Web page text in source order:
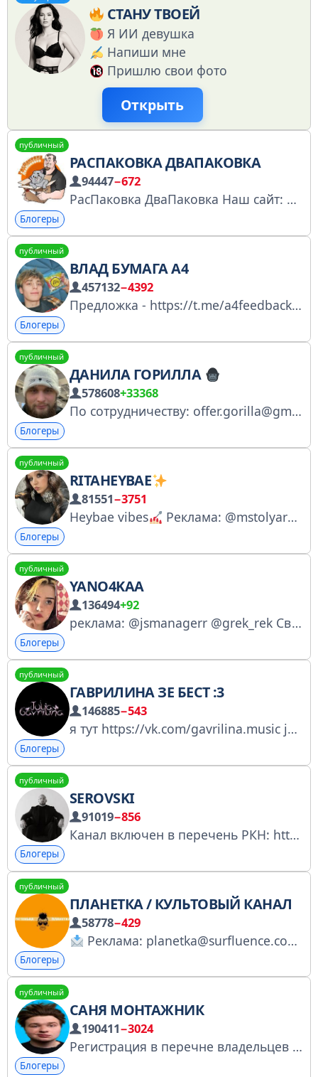
СТАНУ ТВОЕЙ
Я ИИ девушка
Напиши мне
Пришлю свои фото
Открыть
публичный
РАСПАКОВКА ДВАПАКОВКА
94447−672
РасПаковка ДваПаковка Наш сайт: https://razpakovka.ru/ Ютуб - https://www.youtube.com/channel/UCZOINootuIq8tmgEY5Znj0g/videos ВК - https://vk.cc/4BqC3B По вопросам сотрудничества/коллабораций/рекламы: @DmitryUnboxing
Блогеры
публичный
ВЛАД БУМАГА A4
457132−4392
Предложка - https://t.me/a4feedback_bot
Блогеры
публичный
ДАНИЛА ГОРИЛЛА
578608+33368
По сотрудничеству: offer.gorilla@gmail.com Лайв/спорт ТГ: https://t.me/gorilla_armor YouTube: youtube.com/@Danila.Gorilla Twitch: Twitch.tv/danila_gorilla Регистрация в перечне РКН: https://knd.gov.ru/license?id=677637858e552d6b545c5828&registryType=
Блогеры
публичный
RITAHEYBAE
81551−3751
Heybae vibes Реклама: @mstolyarov / maxim@namnecash.ru Проголосовать за канал: https://t.me/Ritaheybaeme?boost https://gosuslugi.ru/snet/6798a9fd1f241a006d38d77e
Блогеры
публичный
YANO4KAA
136494+92
реклама: @jsmanagerr @grek_rek Связь со мной: @Yano4kr
Блогеры
публичный
ГАВРИЛИНА ЗЕ БЕСТ :3
146885−543
я тут https://vk.com/gavrilina.music julia.gavrilina@liveliness.agency https://gosuslugi.ru/snet/67a4cb78a16f1b5542983617
Блогеры
публичный
SEROVSKI
91019−856
Канал включен в перечень РКН: https://gosuslugi.ru/snet/67a042a2de97c91600d3b63c Тут просто я и мои интересы
Блогеры
публичный
ПЛАНЕТКА / КУЛЬТОВЫЙ КАНАЛ
58778−429
Реклама: planetka@surfluence.com или @lina_surf https://knd.gov.ru/license?id=6741b3a8c577eb7c5215e6d0&registryType=bloggersPermission
Блогеры
публичный
САНЯ МОНТАЖНИК
190411−3024
Регистрация в перечне владельцев страниц в соцсетях: https://gosuslugi.ru/snet/67f64b566eb0a02b10785d99 Реклама - @manager_sm_reklama, @chees_ads
Блогеры